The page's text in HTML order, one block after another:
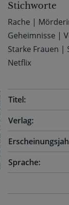
Stichworte
Rache |
Geheimnisse |
Starke Frauen |
Netflix
Titel:
Verlag:
Sprache: